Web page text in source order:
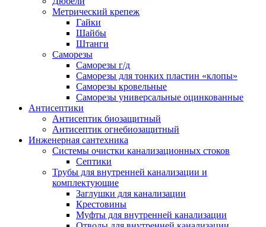
Метрический крепеж
Гайки
Шайбы
Штанги
Саморезы
Саморезы г/д
Саморезы для тонких пластин «клопы»
Саморезы кровельные
Саморезы универсальные оцинкованные
Антисептики
Антисептик биозащитный
Антисептик огнебиозащитный
Инженерная сантехника
Системы очистки канализационных стоков
Септики
Трубы для внутренней канализации и
комплектующие
Заглушки для канализации
Крестовины
Муфты для внутренней канализации